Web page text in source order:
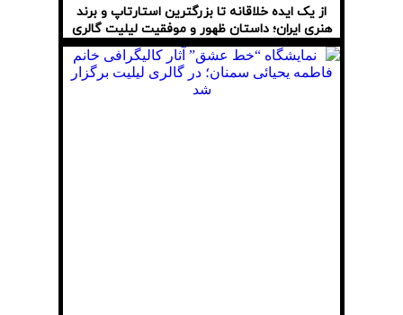
از یک ایده خلاقانه تا بزرگترین استارتاپ و برند
هنری ایران؛ داستان ظهور و موفقیت لیلیت گالری